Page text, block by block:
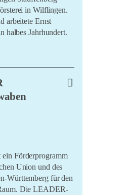
in Wilflingen.
arbeitete Ernst
halbes Jahrhundert.
ein Förderprogramm
Union und des
Württemberg für den
Die LEADER-